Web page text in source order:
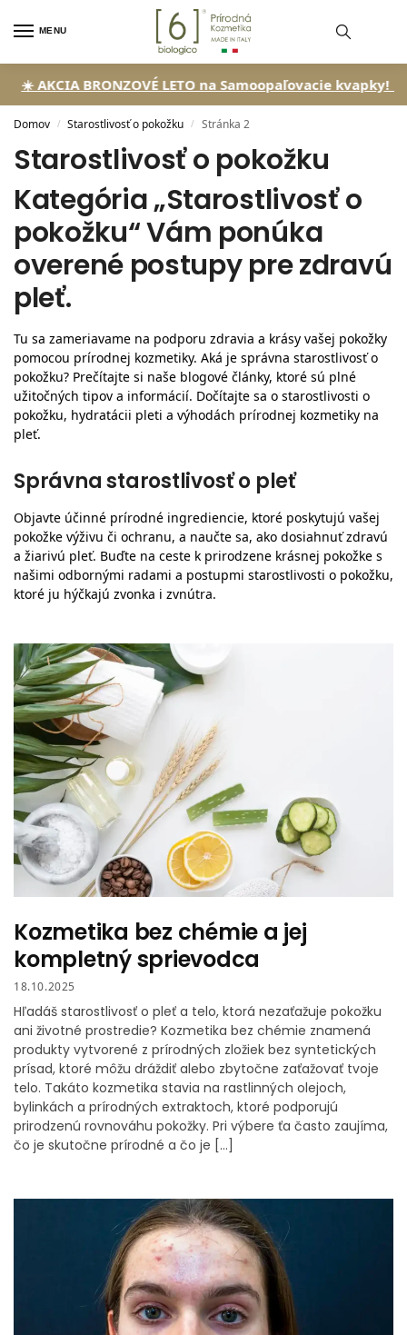
MENU
LETO na Samoopaľovacie kvapky!🏖️ So zľavou až
Domov / Starostlivosť o pokožku / Stránka 2
Starostlivosť o pokožku
Kategória „Starostlivosť o
pokožku“ Vám ponúka
overené postupy pre zdravú
pleť.
Tu sa zameriavame na podporu zdravia a krásy vašej pokožky
pomocou prírodnej kozmetiky. Aká je správna starostlivosť o
pokožku? Prečítajte si naše blogové články, ktoré sú plné
užitočných tipov a informácií. Dočítajte sa o starostlivosti o
pokožku, hydratácii pleti a výhodách prírodnej kozmetiky na
pleť.
Správna starostlivosť o pleť
Objavte účinné prírodné ingrediencie, ktoré poskytujú vašej
pokožke výživu či ochranu, a naučte sa, ako dosiahnuť zdravú
a žiarivú pleť. Buďte na ceste k prirodzene krásnej pokožke s
našimi odbornými radami a postupmi starostlivosti o pokožku,
ktoré ju hýčkajú zvonka i zvnútra.
Kozmetika bez chémie a jej
kompletný sprievodca
18.10.2025
Hľadáš starostlivosť o pleť a telo, ktorá nezaťažuje pokožku
ani životné prostredie? Kozmetika bez chémie znamená
produkty vytvorené z prírodných zložiek bez syntetických
prísad, ktoré môžu dráždiť alebo zbytočne zaťažovať tvoje
telo. Takáto kozmetika stavia na rastlinných olejoch,
bylinkách a prírodných extraktoch, ktoré podporujú
prirodzenú rovnováhu pokožky. Pri výbere ťa často zaujíma,
čo je skutočne prírodné a čo je […]